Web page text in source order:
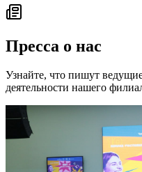
Пресса о нас
Узнайте, что пишут
деятельности нашего